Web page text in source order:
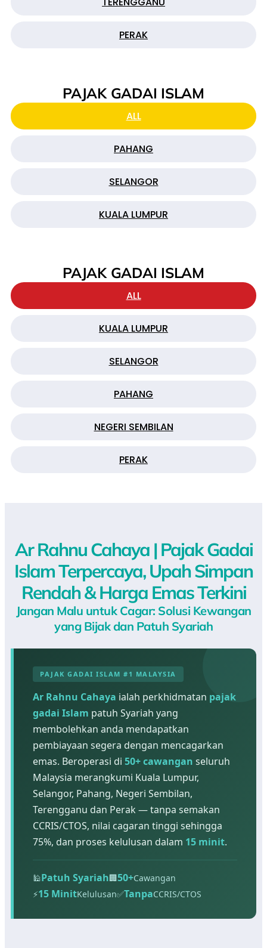
PERAK
PAJAK GADAI ISLAM
ALL
PAHANG
SELANGOR
KUALA LUMPUR
PAJAK GADAI ISLAM
ALL
KUALA LUMPUR
SELANGOR
PAHANG
NEGERI SEMBILAN
PERAK
Ar Rahnu Cahaya | Pajak Gadai
Islam Terpercaya, Upah Simpan
Rendah & Harga Emas Terkini
Jangan Malu untuk Cagar: Solusi Kewangan
yang Bijak dan Patuh Syariah
PAJAK GADAI ISLAM #1 MALAYSIA
Ar Rahnu Cahaya ialah perkhidmatan pajak
gadai Islam patuh Syariah yang
membolehkan anda mendapatkan
pembiayaan segera dengan mencagarkan
emas. Beroperasi di 50+ cawangan seluruh
Malaysia merangkumi Kuala Lumpur,
Selangor, Pahang, Negeri Sembilan,
Terengganu dan Perak — tanpa semakan
CCRIS/CTOS, nilai cagaran tinggi sehingga
75%, dan proses kelulusan dalam 15 minit.
🕌Patuh Syariah🏢50+Cawangan
⚡15 MinitKelulusan✅TanpaCCRIS/CTOS